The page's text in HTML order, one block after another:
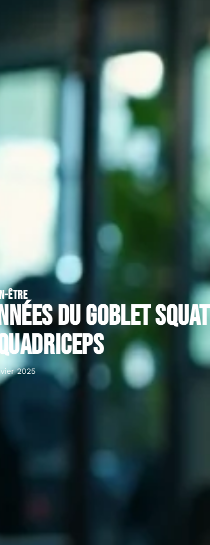
ÊTRE
du goblet squat
2025